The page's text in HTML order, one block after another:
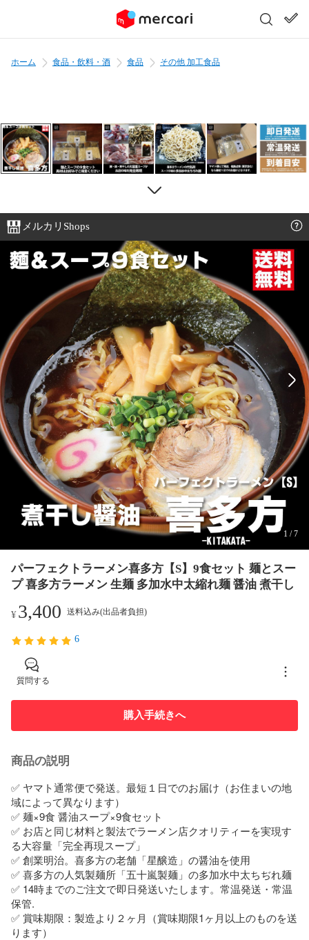
ホーム 食品・飲料・酒 食品 その他 加工食品
メルカリShops
1 /7
パーフェクトラーメン喜多方【S】9食セット 麺とスー
プ 喜多方ラーメン 生麺 多加水中太縮れ麺 醤油 煮干し
¥3,400 送料込み(出品者負担)
6
質問する
購入手続きへ
商品の説明
✅️ ヤマト通常便で発送。最短１日でのお届け（お住まいの地
域によって異なります）
✅️ 麺×9食 醤油スープ×9食セット
✅️ お店と同じ材料と製法でラーメン店クオリティーを実現す
る大容量「完全再現スープ」
✅️ 創業明治。喜多方の老舗「星醸造」の醤油を使用
✅️ 喜多方の人気製麺所「五十嵐製麺」の多加水中太ちぢれ麺
✅️ 14時までのご注文で即日発送いたします。常温発送・常温
保管.
✅️ 賞味期限：製造より２ヶ月（賞味期限1ヶ月以上のものを送
ります）